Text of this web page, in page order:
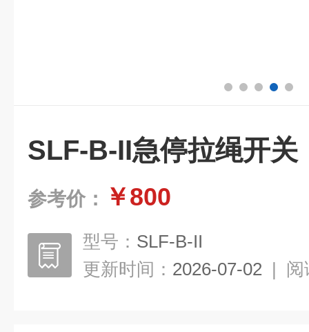
SLF-B-II急停拉绳开关
参考价： ￥800
型号： SLF-B-II
更新时间： 2026-07-02 | 阅